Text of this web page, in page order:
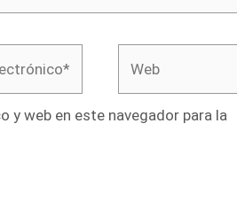
y web en este navegador para la